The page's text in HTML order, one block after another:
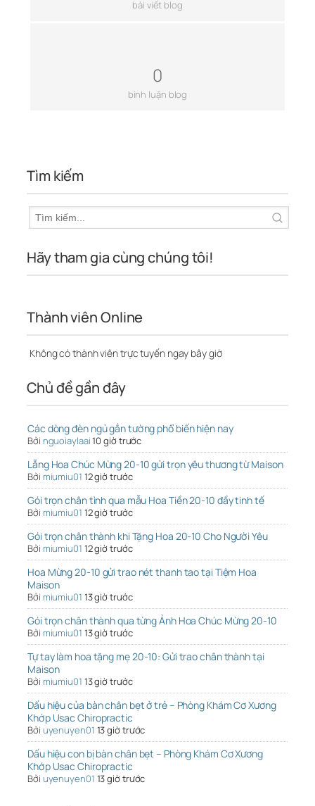
bài viết blog
0
bình luận blog
Tìm kiếm
Hãy tham gia cùng chúng tôi!
Thành viên Online
Không có thành viên trực tuyến ngay bây giờ
Chủ đề gần đây
Các dòng đèn ngủ gắn tường phổ biến hiện nay
Bởi nguoiaylaai10 giờ trước
Lẵng Hoa Chúc Mừng 20-10 gửi trọn yêu thương từ Maison
Bởi miumiu01 12 giờ trước
Gói trọn chân tình qua mẫu Hoa Tiền 20-10 đầy tinh tế
Bởi miumiu01 12 giờ trước
Gói trọn chân thành khi Tặng Hoa 20-10 Cho Người Yêu
Bởi miumiu01 12 giờ trước
Hoa Mừng 20-10 gửi trao nét thanh tao tại Tiệm Hoa
Maison
Bởi miumiu01 13 giờ trước
Gói trọn chân thành qua từng Ảnh Hoa Chúc Mừng 20-10
Bởi miumiu01 13 giờ trước
Tự tay làm hoa tặng mẹ 20-10: Gửi trao chân thành tại
Maison
Bởi miumiu01 13 giờ trước
Dấu hiệu của bàn chân bẹt ở trẻ – Phòng Khám Cơ Xương
Khớp Usac Chiropractic
Bởi uyenuyen01 13 giờ trước
Dấu hiệu con bị bàn chân bẹt – Phòng Khám Cơ Xương
Khớp Usac Chiropractic
Bởi uyenuyen01 13 giờ trước